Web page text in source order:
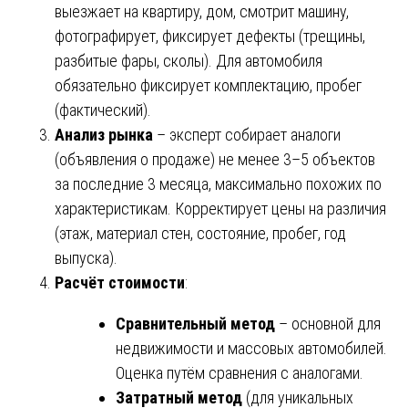
выезжает на квартиру, дом, смотрит машину,
фотографирует, фиксирует дефекты (трещины,
разбитые фары, сколы). Для автомобиля
обязательно фиксирует комплектацию, пробег
(фактический).
Анализ рынка – эксперт собирает аналоги
(объявления о продаже) не менее 3–5 объектов
за последние 3 месяца, максимально похожих по
характеристикам. Корректирует цены на различия
(этаж, материал стен, состояние, пробег, год
выпуска).
Расчёт стоимости:
Сравнительный метод – основной для
недвижимости и массовых автомобилей.
Оценка путём сравнения с аналогами.
Затратный метод (для уникальных